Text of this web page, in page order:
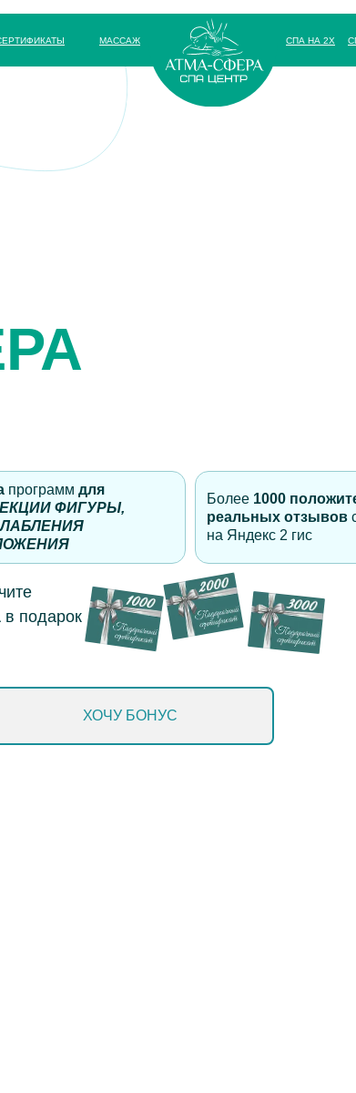
МАССАЖ СПА НА 2Х
программ для
ФИГУРЫ,
Более 1000
реальных отзывов
на Яндекс 2 гис
ХОЧУ БОНУС
подарок